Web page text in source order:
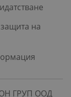
на
ГРУП ООД